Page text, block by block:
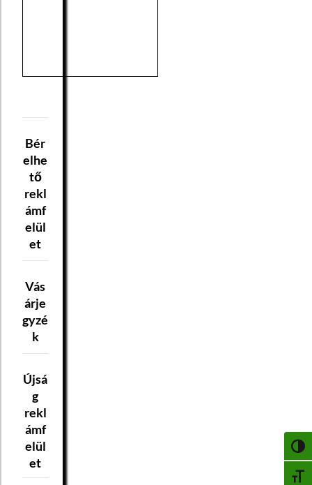
Bér
elhe
tő
rekl
ámf
elül
et
Vás
árje
gyzé
k
Újsá
g
rekl
ámf
elül
et